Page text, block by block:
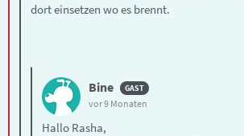
dort einsetzen wo es brennt.
Bine
vor 9 Monaten
Hallo Rasha,